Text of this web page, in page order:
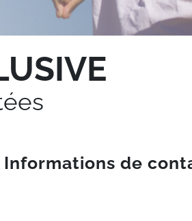
Informations de